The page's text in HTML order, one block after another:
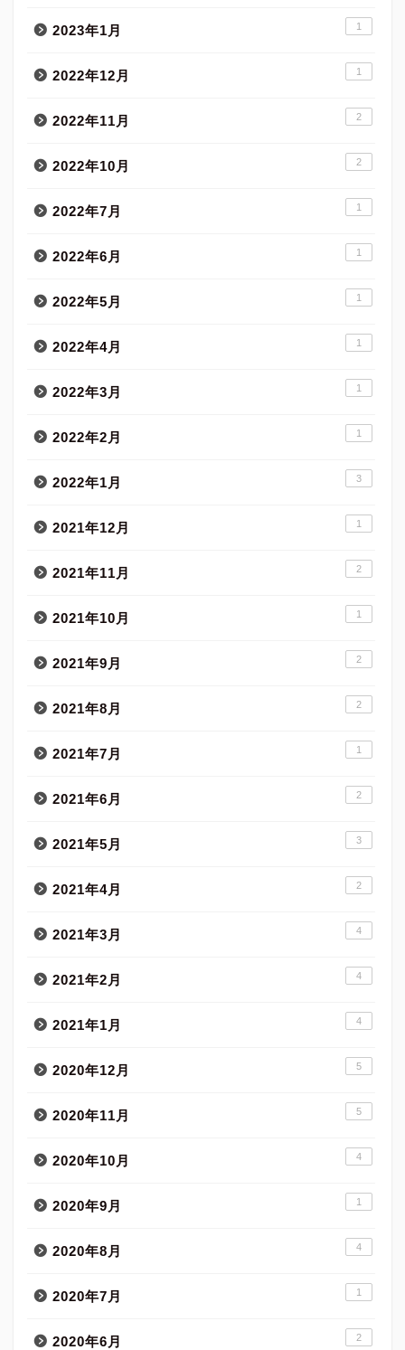
2023年1月 1
2022年12月 1
2022年11月 2
2022年10月 2
2022年7月 1
2022年6月 1
2022年5月 1
2022年4月 1
2022年3月 1
2022年2月 1
2022年1月 3
2021年12月 1
2021年11月 2
2021年10月 1
2021年9月 2
2021年8月 2
2021年7月 1
2021年6月 2
2021年5月 3
2021年4月 2
2021年3月 4
2021年2月 4
2021年1月 4
2020年12月 5
2020年11月 5
2020年10月 4
2020年9月 1
2020年8月 4
2020年7月 1
2020年6月 2